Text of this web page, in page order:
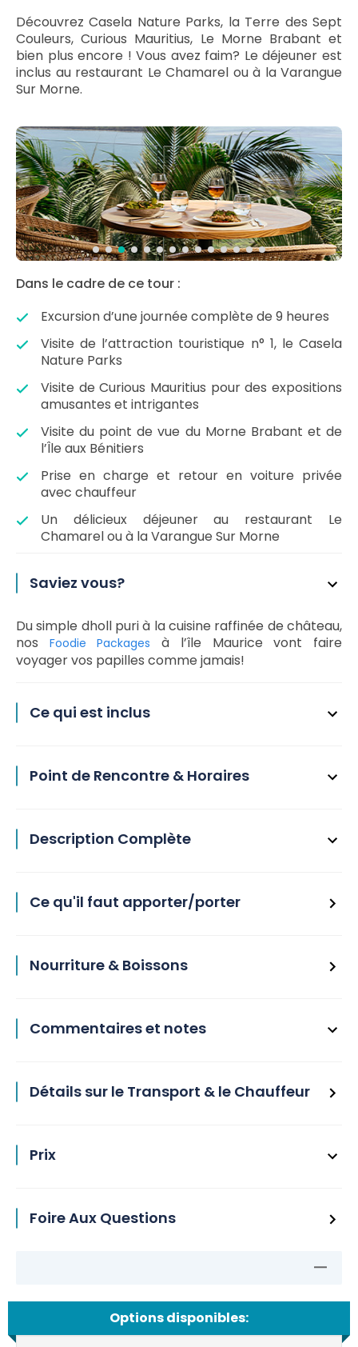
Découvrez Casela Nature Parks, la Terre des Sept
Couleurs, Curious Mauritius, Le Morne Brabant et
bien plus encore ! Vous avez faim? Le déjeuner est
inclus au restaurant Le Chamarel ou à la Varangue
Sur Morne.
Dans le cadre de ce tour :
Excursion d’une journée complète de 9 heures
Visite de l’attraction touristique n° 1, le Casela
Nature Parks
Visite de Curious Mauritius pour des expositions
amusantes et intrigantes
Visite du point de vue du Morne Brabant et de
l’Île aux Bénitiers
Prise en charge et retour en voiture privée
avec chauffeur
Un délicieux déjeuner au restaurant Le
Chamarel ou à la Varangue Sur Morne
Saviez vous?
Du simple dholl puri à la cuisine raffinée de château,
nos Foodie Packagesà l’île Maurice vont faire
voyager vos papilles comme jamais!
Ce qui est inclus
Point de Rencontre & Horaires
Description Complète
Ce qu'il faut apporter/porter
Nourriture & Boissons
Commentaires et notes
Détails sur le Transport & le Chauffeur
Prix
Foire Aux Questions
Options disponibles: